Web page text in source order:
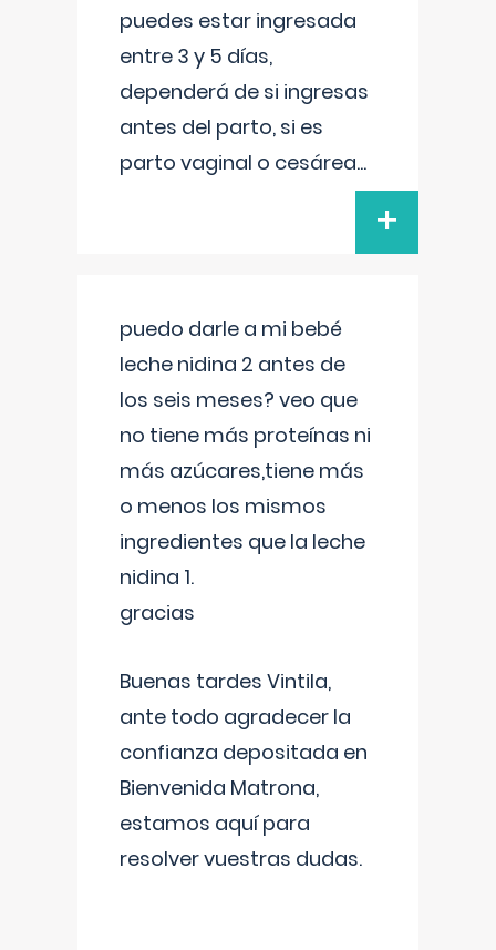
puedes estar ingresada
entre 3 y 5 días,
dependerá de si ingresas
antes del parto, si es
parto vaginal o cesárea...
+
puedo darle a mi bebé
leche nidina 2 antes de
los seis meses? veo que
no tiene más proteínas ni
más azúcares,tiene más
o menos los mismos
ingredientes que la leche
nidina 1.
gracias
Buenas tardes Vintila,
ante todo agradecer la
confianza depositada en
Bienvenida Matrona,
estamos aquí para
resolver vuestras dudas.